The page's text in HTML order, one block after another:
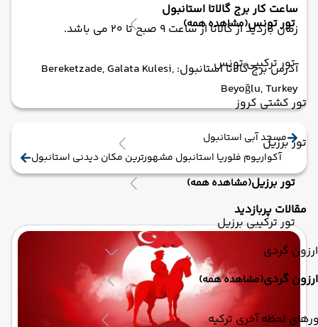
تور تونس(مشاهده همه)
تور ترکیبی تونس
تور کشتی کروز
تور برزیل
تور برزیل(مشاهده همه)
تور ترکیبی برزیل
ارزون گردی
ارزون گردی(مشاهده همه)
لحظه آخری ترکیه
ساعت کار برج گالاتا استانبول
زمان بازدید از گالاتا از ساعت 9 صبح تا 20 می باشد.
آدرس برج گالاتا استانبول: Bereketzade, Galata Kulesi,
Beyoğlu, Turkey
مسجد آبی استانبول
آکواریوم فلوریا استانبول مشهورترین مکان دیدنی استانبول
مقالات پربازدید